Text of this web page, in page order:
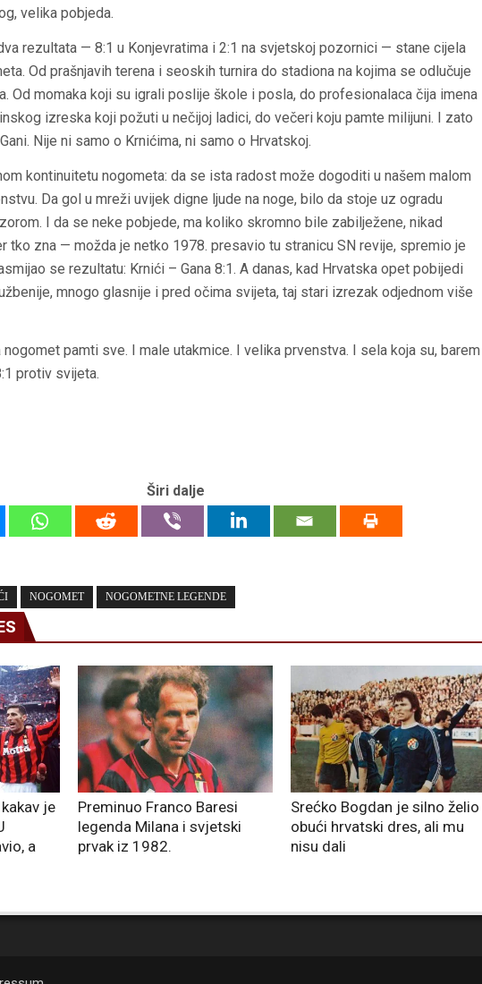
velika pobjeda.
rezultata — 8:1 u Konjevratima i 2:1 na svjetskoj pozornici — stane cijela
Od prašnjavih terena i seoskih turnira do stadiona na kojima se odlučuje
Od momaka koji su igrali poslije škole i posla, do profesionalaca čija imena
izreska koji požuti u nečijoj ladici, do večeri koju pamte milijuni. I zato
Nije ni samo o Krnićima, ni samo o Hrvatskoj.
kontinuitetu nogometa: da se ista radost može dogoditi u našem malom
Da gol u mreži uvijek digne ljude na noge, bilo da stoje uz ogradu
I da se neke pobjede, ma koliko skromno bile zabilježene, nikad
tko zna — možda je netko 1978. presavio tu stranicu SN revije, spremio je
se rezultatu: Krnići – Gana 8:1. A danas, kad Hrvatska opet pobijedi
mnogo glasnije i pred očima svijeta, taj stari izrezak odjednom više
pamti sve. I male utakmice. I velika prvenstva. I sela koja su, barem
protiv svijeta.
Širi dalje
NOGOMET NOGOMETNE LEGENDE
je
a
Preminuo Franco Baresi
legenda Milana i svjetski
prvak iz 1982.
Srećko Bogdan je silno želio
obući hrvatski dres, ali mu
nisu dali